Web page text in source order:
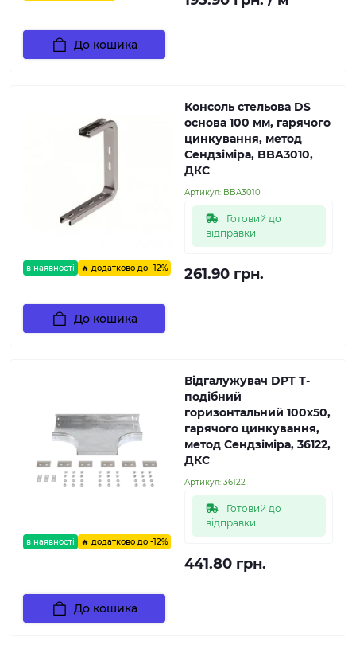
До кошика
в наявності 🔥 додатково до -12%
Консоль стельова DS
основа 100 мм, гарячого
цинкування, метод
Сендзіміра, BBA3010,
ДКС
Артикул: BBA3010
Готовий до
відправки
261.90 грн.
До кошика
в наявності 🔥 додатково до -12%
Відгалужувач DPT Т-
подібний
горизонтальний 100х50,
гарячого цинкування,
метод Сендзіміра, 36122,
ДКС
Артикул: 36122
Готовий до
відправки
441.80 грн.
До кошика